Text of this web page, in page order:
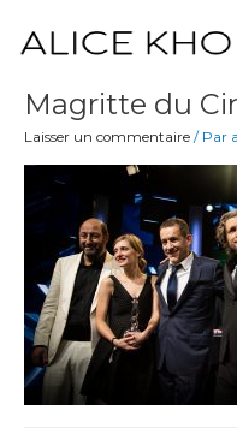
contenu
Magritte du
Laisser un commentaire / Par